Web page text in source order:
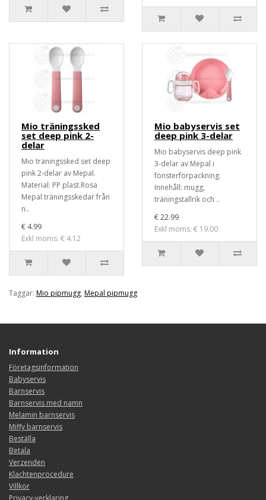
Mio träningssked
set deep pink 2-
delar
Mio träningssked set deep
pink 2-delar av Mepal.
Material: PP plast.Rosa
Mepal träningsskedar från
n..
€ 4.99
Exkl moms: € 4.12
Mio babyservis set
deep pink 3-delar
Mio babyservis deep pink
3-delar av Mepal i
fönsterförpackning.
Innehåll: mugg,
träningstallrik och ..
€ 22.99
Exkl moms: € 19.00
Taggar: Mio pipmugg, Mepal pipmugg
Information
Företagsinformation
Babyservis
Barnservis
Barnservis med namn
Melamin barnservis
Miffy barnservis
Beställa
Betala
Verzenden
Klachtenprocedure
Villkor
Privacy-verklaring